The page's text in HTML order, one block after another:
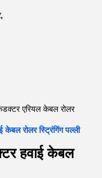
,
एरियल केबल रोलर
केबल रोलर स्ट्रिंगिंग पल्ली
हवाई केबल